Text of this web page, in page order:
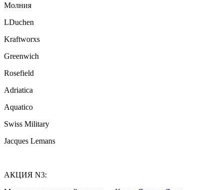
Молния
LDuchen
Kraftworxs
Greenwich
Rosefield
Adriatica
Aquatico
Swiss Military
Jacques Lemans
АКЦИЯ N3: